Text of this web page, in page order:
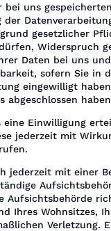
bei uns
der
gesetzlicher
Widerspruch
Daten bei uns und
sofern Sie in
eingewilligt
abgeschlossen
eine Einwilligung
jederzeit mit
jederzeit mit einer
Aufsichtsbehörde
Ihres Wohnsitzes,
Verletzung.